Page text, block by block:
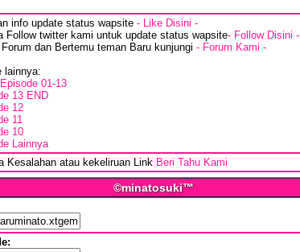
info update status wapsite - Like Disini -
Follow twitter kami untuk update status wapsite- Follow Disini -
dan Bertemu teman Baru kunjungi - Forum Kami -
lainnya:
01-13
13 END
12
11
10
Lainnya
Kesalahan atau kekeliruan Link Beri Tahu Kami
©minatosuki™